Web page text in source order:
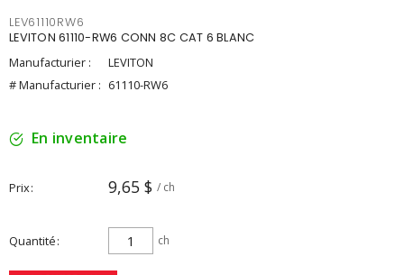
LEV61110RW6
LEVITON 61110-RW6 CONN 8C CAT 6 BLANC
Manufacturier :
LEVITON
# Manufacturier : 61110-RW6
En inventaire
Prix 9,65 $ / ch
Quantité ch